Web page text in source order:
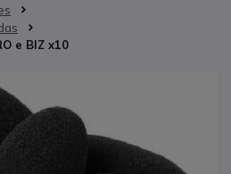
e BIZ x10
de imagens